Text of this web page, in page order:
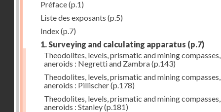
Préface(p.1)
Liste des exposants (p.5)
Index(p.7)
1. Surveying and calculating apparatus (p.7)
Theodolites, levels, prismatic and mining compasses,
aneroids : Negretti and Zambra(p.143)
Theodolites, levels, prismatic and mining compasses,
aneroids : Pillischer(p.178)
Theodolites, levels, prismatic and mining compasses,
aneroids : Stanley(p.181)